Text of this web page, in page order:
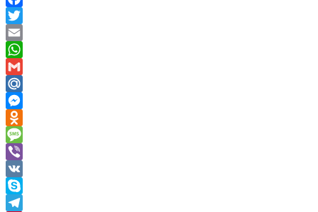
Facebook
Twitter
Email
WhatsApp
Gmail
Mail.Ru
Messenger
Odnoklassniki
Message
Viber
VK
Skype